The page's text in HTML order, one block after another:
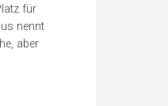
für
nennt
aber